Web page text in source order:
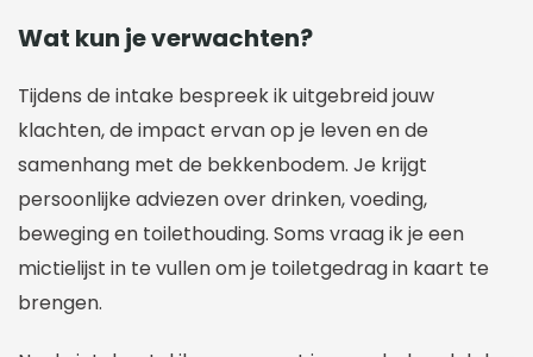
Wat kun je verwachten?
Tijdens de intake bespreek ik uitgebreid jouw
klachten, de impact ervan op je leven en de
samenhang met de bekkenbodem. Je krijgt
persoonlijke adviezen over drinken, voeding,
beweging en toilethouding. Soms vraag ik je een
mictielijst in te vullen om je toiletgedrag in kaart te
brengen.